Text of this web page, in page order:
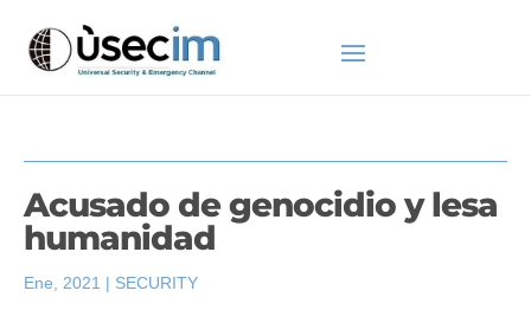
Acusado de genocidio y lesa
humanidad
Ene, 2021 | SECURITY